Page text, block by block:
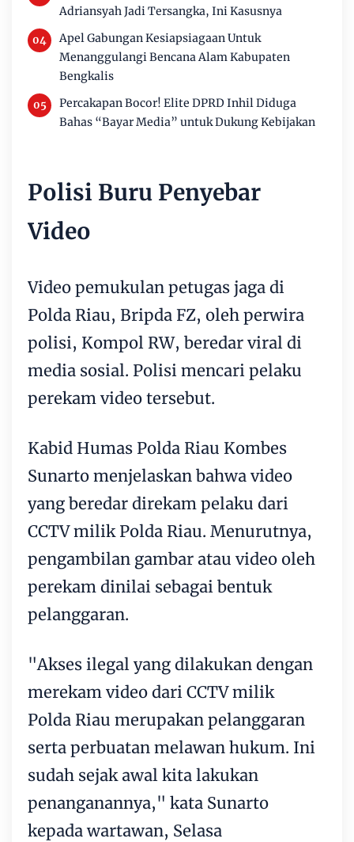
Adriansyah Jadi Tersangka, Ini Kasusnya
Apel Gabungan Kesiapsiagaan Untuk
Menanggulangi Bencana Alam Kabupaten
Bengkalis
Percakapan Bocor! Elite DPRD Inhil Diduga
Bahas “Bayar Media” untuk Dukung Kebijakan
Polisi Buru Penyebar
Video
Video pemukulan petugas jaga di
Polda Riau, Bripda FZ, oleh perwira
polisi, Kompol RW, beredar viral di
media sosial. Polisi mencari pelaku
perekam video tersebut.
Kabid Humas Polda Riau Kombes
Sunarto menjelaskan bahwa video
yang beredar direkam pelaku dari
CCTV milik Polda Riau. Menurutnya,
pengambilan gambar atau video oleh
perekam dinilai sebagai bentuk
pelanggaran.
"Akses ilegal yang dilakukan dengan
merekam video dari CCTV milik
Polda Riau merupakan pelanggaran
serta perbuatan melawan hukum. Ini
sudah sejak awal kita lakukan
penanganannya," kata Sunarto
kepada wartawan, Selasa